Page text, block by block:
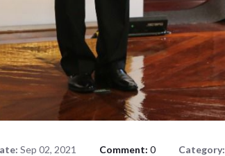
Sep 02, 2021 Comment: 0 Category: